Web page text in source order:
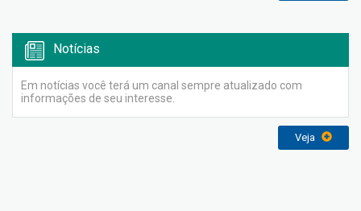
Notícias
Em notícias você terá um canal sempre atualizado com
informações de seu interesse.
Veja